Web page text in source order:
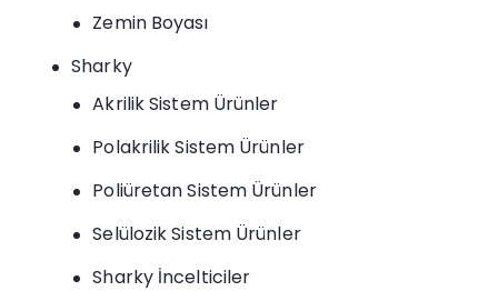
Zemin Boyası
Sharky
Akrilik Sistem Ürünler
Polakrilik Sistem Ürünler
Poliüretan Sistem Ürünler
Selülozik Sistem Ürünler
Sharky İncelticiler